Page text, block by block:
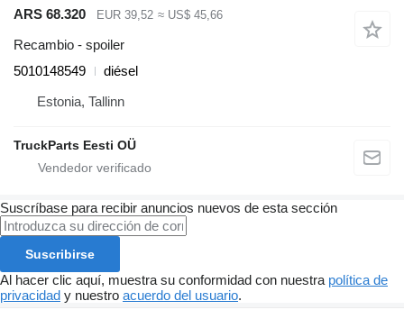
ARS 68.320 EUR 39,52 ≈ US$ 45,66
Recambio - spoiler
5010148549
diésel
Estonia, Tallinn
TruckParts Eesti OÜ
Suscríbase para recibir anuncios nuevos de esta sección
Suscribirse
Al hacer clic aquí, muestra su conformidad con nuestra política de
privacidad y nuestro acuerdo del usuario.